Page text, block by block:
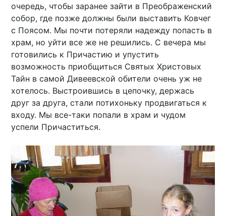
очередь, чтобы заранее зайти в Преображенский
собор, где позже должны были выставить Ковчег
с Поясом. Мы почти потеряли надежду попасть в
храм, но уйти все же не решились. С вечера мы
готовились к Причастию и упустить
возможность приобщиться Святых Христовых
Тайн в самой Дивеевской обители очень уж не
хотелось. Выстроившись в цепочку, держась
друг за друга, стали потихоньку продвигаться к
входу. Мы все-таки попали в храм и чудом
успели Причаститься.